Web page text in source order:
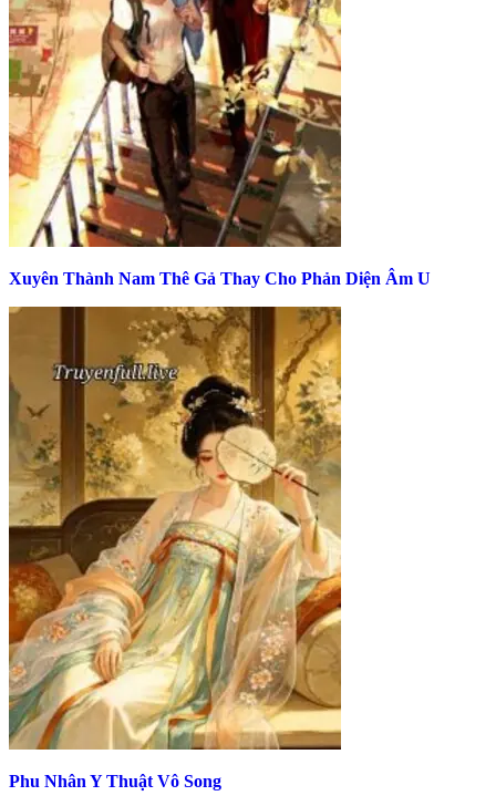
Xuyên Thành Nam Thê Gả Thay Cho Phản Diện Âm U
Phu Nhân Y Thuật Vô Song